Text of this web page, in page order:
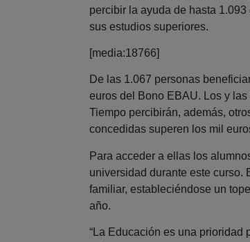
percibir la ayuda de hasta
sus estudios superiores.
[media:18766]
De las 1.067 personas
euros del Bono EBAU. Los y
Tiempo percibirán, además,
concedidas superen los mil
Para acceder a ellas los
universidad durante este curso.
familiar, estableciéndose un
año.
“La Educación es una prioridad